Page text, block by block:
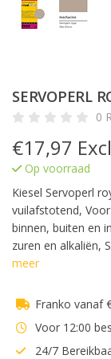
SERVOPERL
0
€17,97
Op voorraad
Kiesel Servoperl
vuilafstotend,
binnen, buiten en
zuren en alkaliën,
meer
Franko vanaf
Voor 12:00
24/7